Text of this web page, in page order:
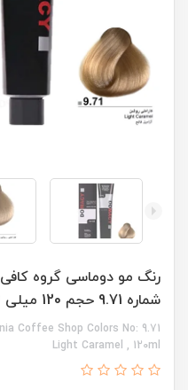
رنگ مو دوماسی گروه
شماره 9.71 حجم 120 میلی لیتر
Coffee Shop Colors No: 9.71
Light Caramel , 120ml